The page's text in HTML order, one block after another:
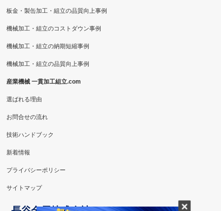
板金・製缶加工・組立の品質向上事例
機械加工・組立のコストダウン事例
機械加工・組立の納期短縮事例
機械加工・組立の品質向上事例
産業機械 一貫加工組立.com
選ばれる理由
お問合せの流れ
技術ハンドブック
新着情報
プライバシーポリシー
サイトマップ